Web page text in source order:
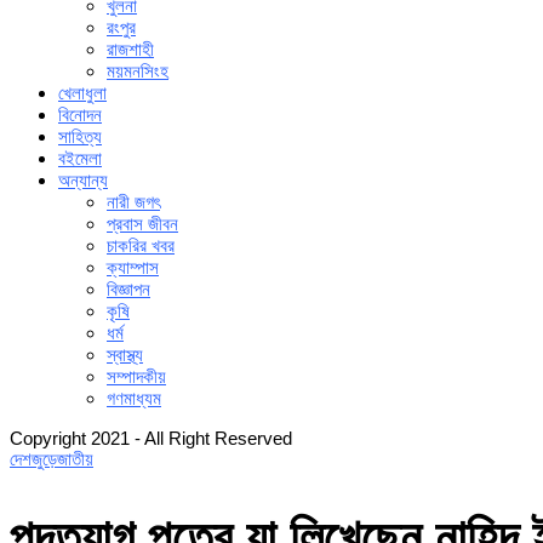
খুলনা
রংপুর
রাজশাহী
ময়মনসিংহ
খেলাধুলা
বিনোদন
সাহিত্য
বইমেলা
অন্যান্য
নারী জগৎ
প্রবাস জীবন
চাকরির খবর
ক্যাম্পাস
বিজ্ঞাপন
কৃষি
ধর্ম
স্বাস্থ্য
সম্পাদকীয়
গণমাধ্যম
Copyright 2021 - All Right Reserved
দেশজুড়েজাতীয়